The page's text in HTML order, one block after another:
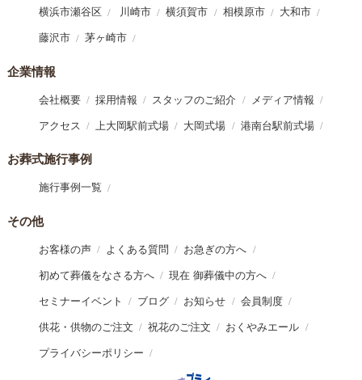
横浜市瀬谷区 川崎市 横須賀市 相模原市 大和市
藤沢市 茅ヶ崎市
企業情報
会社概要 採用情報 スタッフのご紹介 メディア情報
アクセス 上大岡駅前式場 大岡式場 港南台駅前式場
お葬式施行事例
施行事例一覧
その他
お客様の声 よくある質問 お急ぎの方へ
初めて葬儀をなさる方へ 現在 御葬儀中の方へ
セミナーイベント ブログ お知らせ 会員制度
供花・供物のご注文 祝花のご注文 おくやみエール
プライバシーポリシー